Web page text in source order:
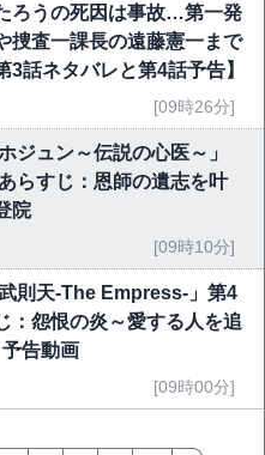
ろうの死因は事故…第一発
捜査一課長の遠藤憲一まで
3話ネタバレと第4話予告】
[09時26分]
ジュン～伝説の心医～」
らすじ：恩師の遺志を叶
院
[09時10分]
則天-The Empress-」第4
：怨恨の炎～愛する人を追
告動画
[09時00分]